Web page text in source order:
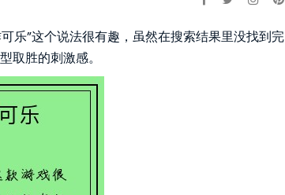
乐”这个说法很有趣，虽然在搜索结果里没找到完
取胜的刺激感。